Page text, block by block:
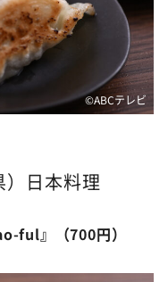
©ABCテレビ
）日本料理
ful』（700円）